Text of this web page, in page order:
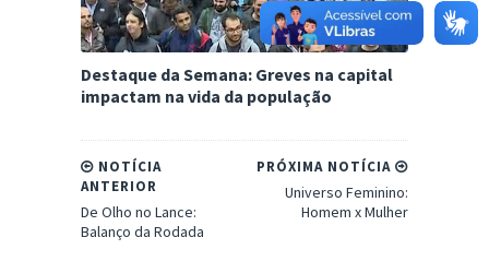
Destaque da Semana: Greves na capital
impactam na vida da população
PRÓXIMA NOTÍCIA
Universo Feminino:
Homem x Mulher
NOTÍCIA
ANTERIOR
De Olho no Lance:
Balanço da Rodada